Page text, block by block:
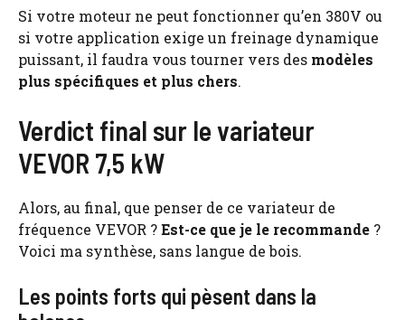
Si votre moteur ne peut fonctionner qu’en 380V ou
si votre application exige un freinage dynamique
puissant, il faudra vous tourner vers des modèles
plus spécifiques et plus chers.
Verdict final sur le variateur
VEVOR 7,5 kW
Alors, au final, que penser de ce variateur de
fréquence VEVOR ?Est-ce que je le recommande ?
Voici ma synthèse, sans langue de bois.
Les points forts qui pèsent dans la